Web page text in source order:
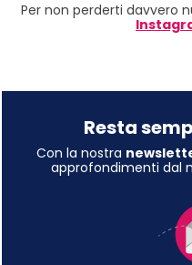
Per non perderti davvero
Resta
Con la nostra
approfondimenti dal